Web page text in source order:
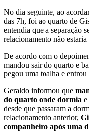
No dia seguinte, ao
das 7h, foi ao quarto de
entendia que a separação
relacionamento não
De acordo com o
mandou sair do quarto e
pegou uma toalha e
Geraldo informou que
do quarto onde dormia e
desde que passaram a
relacionamento anterior,
companheiro após uma